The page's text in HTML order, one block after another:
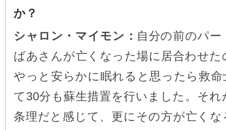
か？
シャロン・マイモン： 自分の前のパ
ばあさんが亡くなった場に居合わせた
やっと安らかに眠れると思ったら救命
て30分も蘇生措置を行いました。それ
条理だと感じて、更にその方が亡くな